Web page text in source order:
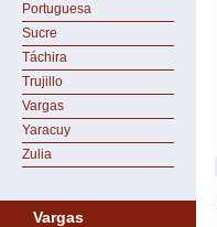
Portuguesa
Sucre
Táchira
Trujillo
Vargas
Yaracuy
Zulia
Vargas